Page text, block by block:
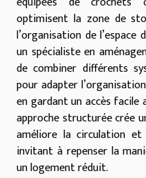
optimisent la zone de
l’organisation de
un spécialiste en
de combiner différents
pour adapter
en gardant un accès
approche structurée crée
améliore la circulation
invitant à repenser la
un logement réduit.